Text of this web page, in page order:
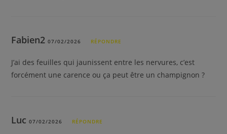
Fabien207/02/2026 RÉPONDRE
J’ai des feuilles qui jaunissent entre les nervures, c’est
forcément une carence ou ça peut être un champignon ?
Luc07/02/2026 RÉPONDRE